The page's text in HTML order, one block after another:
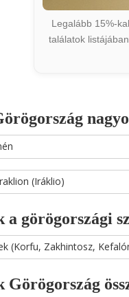
Legalább 15%-
találatok
(Iráklio)
a görögországi
(Korfu, Zakhintosz,
Görögország